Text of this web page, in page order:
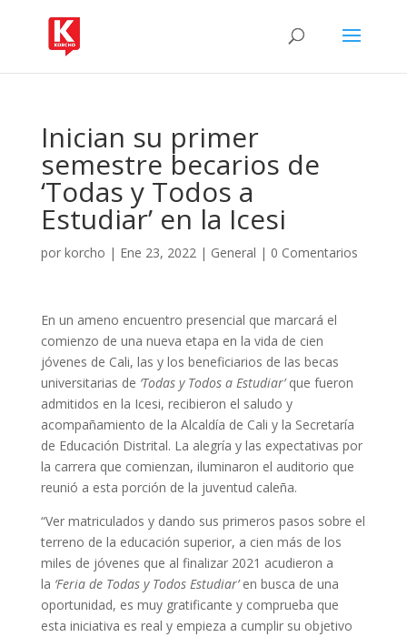
Inician su primer
semestre becarios de
‘Todas y Todos a
Estudiar’ en la Icesi
por korcho | Ene 23, 2022| General | 0 Comentarios
En un ameno encuentro presencial que marcará el
comienzo de una nueva etapa en la vida de cien
jóvenes de Cali, las y los beneficiarios de las becas
universitarias de ‘Todas y Todos a Estudiar’que fueron
admitidos en la Icesi, recibieron el saludo y
acompañamiento de la Alcaldía de Cali y la Secretaría
de Educación Distrital. La alegría y las expectativas por
la carrera que comienzan, iluminaron el auditorio que
reunió a esta porción de la juventud caleña.
“Ver matriculados y dando sus primeros pasos sobre el
terreno de la educación superior, a cien más de los
miles de jóvenes que al finalizar 2021 acudieron a
la ‘Feria de Todas y Todos Estudiar’en busca de una
oportunidad, es muy gratificante y comprueba que
esta iniciativa es real y empieza a cumplir su objetivo